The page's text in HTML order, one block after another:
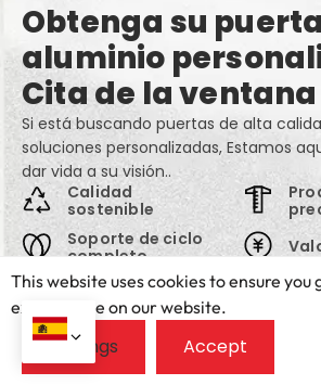
Obtenga su
aluminio
Cita de la
Si está buscando puertas de alta
soluciones personalizadas, Estamos
dar vida a su visión..
Calidad
sostenible
Soporte de ciclo
completo
Acerca de ti*
I'm a homeowner
This website uses cookies to ensure you
exprerience on our website.